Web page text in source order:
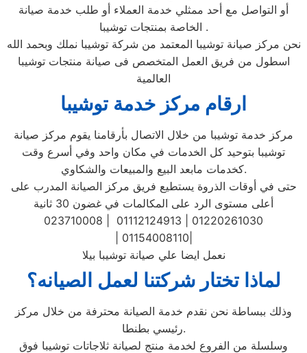
أو التواصل مع أحد ممثلي خدمة العملاء أو طلب خدمة صيانة
الخاصة بمنتجات توشيبا .
نحن مركز صيانة توشيبا المعتمد من شركة توشيبا نملك وبحمد الله
اسطول من فريق العمل المتخصص فى صيانة منتجات توشيبا
العالمية
ارقام مركز خدمة توشيبا
مركز خدمة توشيبا من خلال الاتصال بأرقامنا يقوم مركز صيانة
توشيبا بتوحيد كل الخدمات في مكان واحد وفي أسرع وقت
كخدمات مابعد البيع والمبيعات والشكاوي.
حتى في أوقات الذروة يستطيع فريق مركز الصيانة المدرب على
أعلى مستوى الرد على المكالمات في غضون 30 ثانية
023710008 | 01112124913 | 01220261030
| 01154008110|
نعمل ايضا علي صيانة توشيبا بيلا
لماذا تختار شركتنا لعمل الصيانه؟
وذلك ببساطة نحن نقدم خدمة الصيانة محترفة من خلال مركز
رئيسي بطنطا.
وسلسلة من الفروع لخدمة منتج لصيانة ثلاجاتات توشيبا فوق